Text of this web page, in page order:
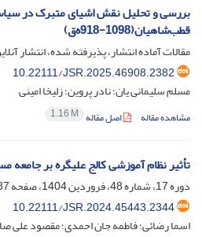
بررسی و تحلیل نقش اشیای متبرک در
قطب‌شاهیان(1098-918ه‌ق)
مقالات آماده انتشار، پذیرفته شده، انتشار
10.22111/JSR.2025.46908.2382
مسلم سلیمانی یان؛ نادر پروین؛ زلیخا امینی
مشاهده مقاله اصل مقاله 1.16 M
تأثیر نظام آموزشی کالج علیگره بر
دوره 17، شماره 48، فروردین 1404، صفحه
10.22111/JSR.2024.45443.2344
اسما رضائی؛ فاطمه جان احمدی؛ مقصود علی